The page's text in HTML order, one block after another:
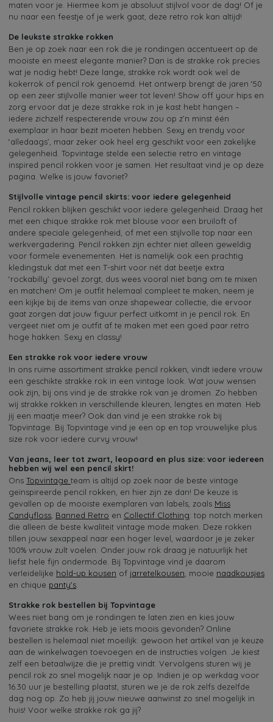
maten voor je. Hiermee kom je absoluut stijlvol voor de dag! Of je
nu naar een feestje of je werk gaat, deze retro rok kan altijd!
De leukste strakke rokken
Ben je op zoek naar een rok die je rondingen accentueert op de
mooiste en meest elegante manier? Dan is de strakke rok precies
wat je nodig hebt! Deze lange, strakke rok wordt ook wel de
kokerrok of pencil rok genoemd. Het ontwerp brengt de jaren ‘50
op een zeer stijlvolle manier weer tot leven! Show off your hips en
zorg ervoor dat je deze strakke rok in je kast hebt hangen –
iedere zichzelf respecterende vrouw zou op z’n minst één
exemplaar in haar bezit moeten hebben. Sexy en trendy voor
‘alledaags’, maar zeker ook heel erg geschikt voor een zakelijke
gelegenheid. Topvintage stelde een selectie retro en vintage
inspired pencil rokken voor je samen. Het resultaat vind je op deze
pagina. Welke is jouw favoriet?
Stijlvolle vintage pencil skirts: voor iedere gelegenheid
Pencil rokken blijken geschikt voor iedere gelegenheid. Draag het
met een chique strakke rok met blouse voor een bruiloft of
andere speciale gelegenheid, of met een stijlvolle top naar een
werkvergadering. Pencil rokken zijn echter niet alleen geweldig
voor formele evenementen. Het is namelijk ook een prachtig
kledingstuk dat met een T-shirt voor nét dat beetje extra
‘rockabilly’ gevoel zorgt, dus wees vooral niet bang om te mixen
en matchen! Om je outfit helemaal compleet te maken, neem je
een ​​kijkje bij de items van onze shapewear collectie, die ervoor
gaat zorgen dat jouw figuur perfect uitkomt in je pencil rok. En
vergeet niet om je outfit af te maken met een goed paar retro
hoge hakken. Sexy en classy!
Een strakke rok voor iedere vrouw
In ons ruime assortiment strakke pencil rokken, vindt iedere vrouw
een geschikte strakke rok in een vintage look. Wat jouw wensen
ook zijn, bij ons vind je de strakke rok van je dromen. Zo hebben
wij strakke rokken in verschillende kleuren, lengtes en maten. Heb
jij een maatje meer? Ook dan vind je een strakke rok bij
Topvintage. Bij Topvintage vind je een op en top vrouwelijke plus
size rok voor iedere curvy vrouw!
Van jeans, leer tot zwart, leopoard en plus size: voor iedereen
hebben wij wel een pencil skirt!
Ons Topvintage team is altijd op zoek naar de beste vintage
geïnspireerde pencil rokken, en hier zijn ze dan! De keuze is
gevallen op de mooiste exemplaren van labels, zoals Miss
Candyfloss Banned Retro en Collectif Clothing: top notch merken
die alleen de beste kwaliteit vintage mode maken. Deze rokken
tillen jouw sexappeal naar een hoger level, waardoor je je zeker
100% vrouw zult voelen. Onder jouw rok draag je natuurlijk het
liefst hele fijn ondermode. Bij Topvintage vind je daarom
verleidelijke hold-up kousen of jarretelkousen , mooie naadkousjes
en chique panty's
Strakke rok bestellen bij Topvintage
Wees niet bang om je rondingen te laten zien en kies jouw
favoriete strakke rok. Heb je iets moois gevonden? Online
bestellen is helemaal niet moeilijk: gewoon het artikel van je keuze
aan de winkelwagen toevoegen en de instructies volgen. Je kiest
zelf een betaalwijze die je prettig vindt. Vervolgens sturen wij je
pencil rok zo snel mogelijk naar je op. Indien je op werkdag voor
16.30 uur je bestelling plaatst, sturen we je de rok zelfs dezelfde
dag nog op. Zo heb jij jouw nieuwe aanwinst zo snel mogelijk in
huis! Voor welke strakke rok ga jij?